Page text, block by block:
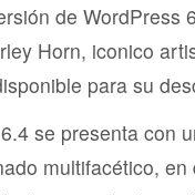
de WordPress
Horn, iconico
para su
se presenta con
multifacético,